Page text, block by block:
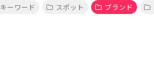
キーワード スポット ブランド